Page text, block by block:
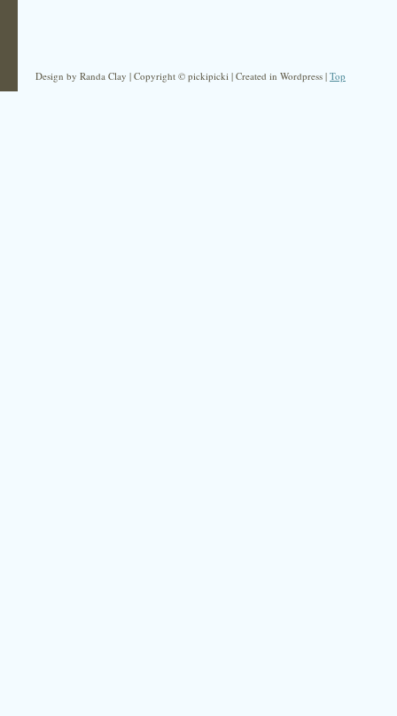
Design by Randa Clay | Copyright © pickipicki | Created in Wordpress | Top